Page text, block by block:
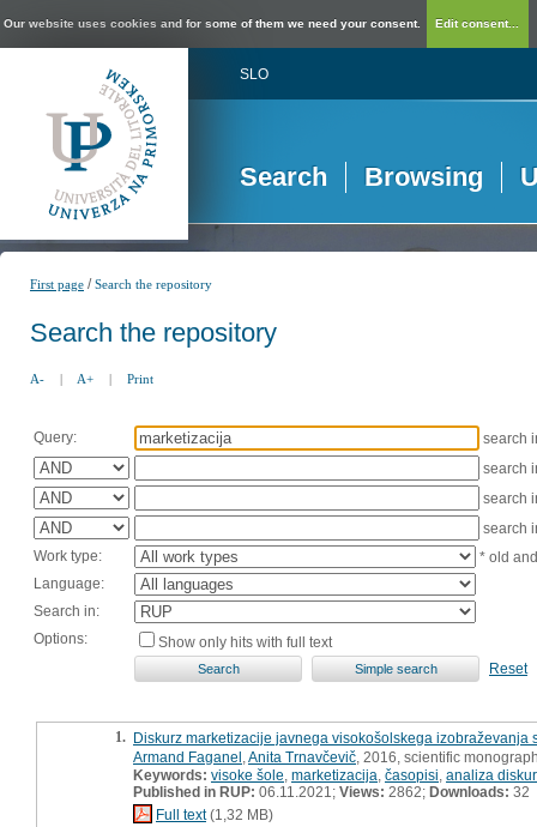
Our website uses cookies and for some of them we need your consent. Edit consent...
SLO
Search Browsing
First page /Search the repository
Search the repository
A- | A+ | Print
Query:
search
search
search
search
Work type:
* old
Language:
Search in:
Options:
Show only hits with full text
Reset
1. Diskurz marketizacije javnega visokošolskega izobraževanja
Armand Faganel Anita Trnavčevič , 2016, scientific
Keywords: visoke šole marketizacija časopisi analiza
Published in RUP: 06.11.2021; Views: 2862; Downloads: 32
Full text(1,32 MB)